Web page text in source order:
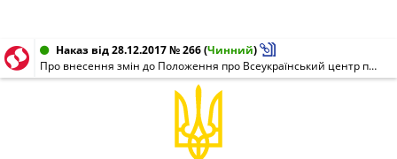
Наказ від 28.12.2017 № 266(Чинний)
Про внесення змін до Положення про Всеукраїнський центр підвищення кваліфікації державних службовців і посадових осіб місцевого самоврядування